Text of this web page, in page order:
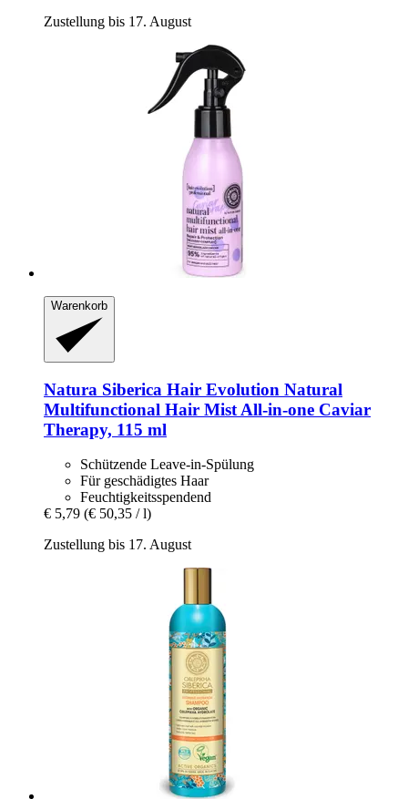
Zustellung bis 17. August
Warenkorb
Natura Siberica Hair Evolution Natural
Multifunctional Hair Mist All-​in-​one Caviar
Therapy, 115 ml
Schützende Leave-in-Spülung
Für geschädigtes Haar
Feuchtigkeitsspendend
€ 5,79 (€ 50,35 / l)
Zustellung bis 17. August